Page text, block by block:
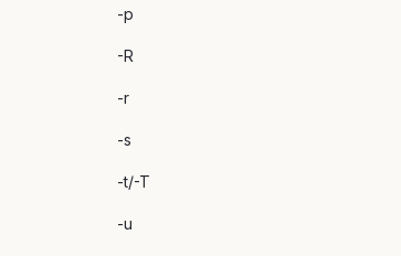
-p
-R
-r
-s
-t/-T
-u